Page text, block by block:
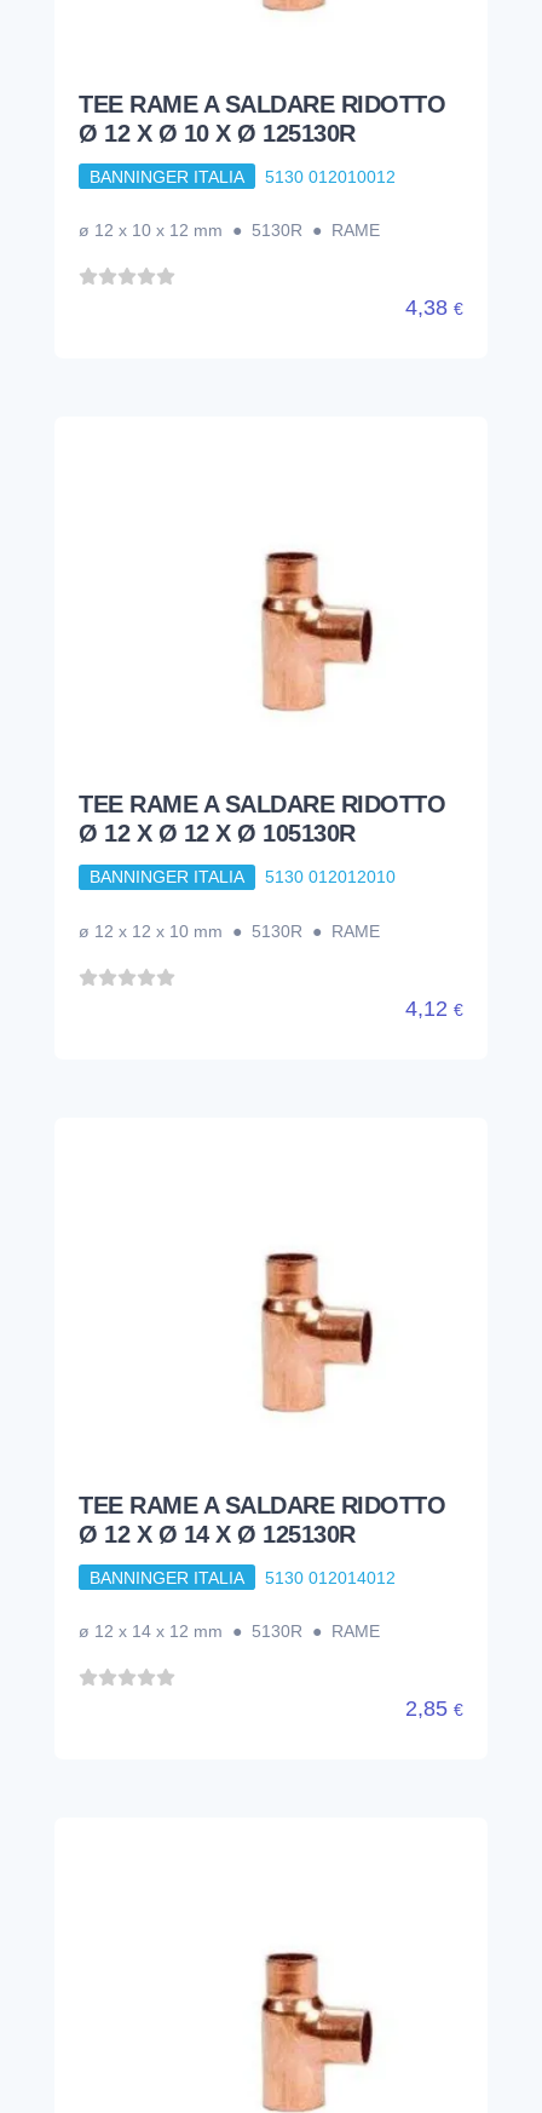
TEE RAME A SALDARE RIDOTTO
Ø 12 X Ø 10 X Ø 125130R
BANNINGER ITALIA 5130 012010012
ø 12 x 10 x 12 mm ● 5130R ● RAME
4,38 €
TEE RAME A SALDARE RIDOTTO
Ø 12 X Ø 12 X Ø 105130R
BANNINGER ITALIA 5130 012012010
ø 12 x 12 x 10 mm ● 5130R ● RAME
4,12 €
TEE RAME A SALDARE RIDOTTO
Ø 12 X Ø 14 X Ø 125130R
BANNINGER ITALIA 5130 012014012
ø 12 x 14 x 12 mm ● 5130R ● RAME
2,85 €